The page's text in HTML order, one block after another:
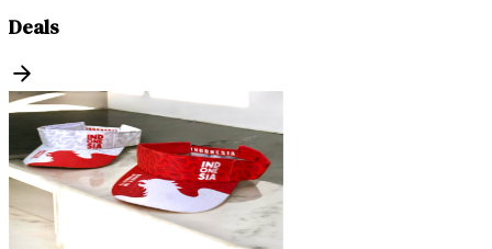
Deals